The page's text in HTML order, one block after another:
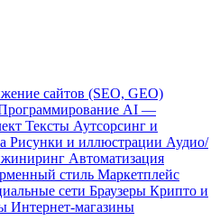
сайтов (SEO, GEO)
AI —
Тексты Аутсорсинг и
Рисунки и иллюстрации Аудио/
Автоматизация
стиль Маркетплейс
сети Браузеры Крипто и
Интернет-магазины